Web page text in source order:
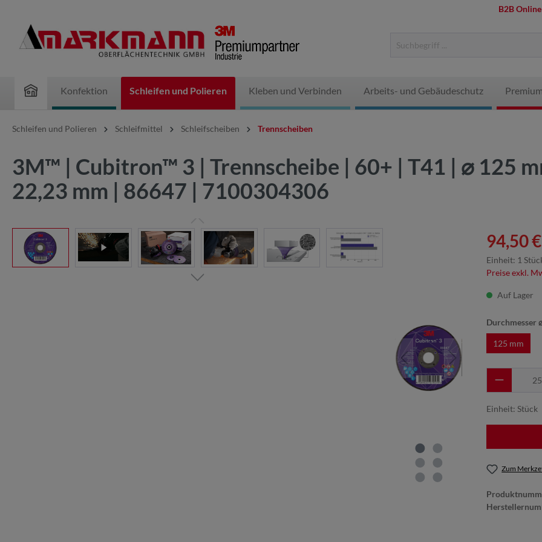
B2B
Konfektion Schleifen und Polieren Kleben und Verbinden Arbeits- und Gebäudeschutz
Schleifen und Polieren Schleifmittel Schleifscheiben Trennscheiben
3M™ | Cubitron™ 3 | Trennscheibe | 60+ | T41 | ⌀ 125
22,23 mm | 86647 | 7100304306
94,50
Einheit: 1
Preise exkl.
Auf Lager
Durchmesser
125 mm
Einheit: Stück
Zum